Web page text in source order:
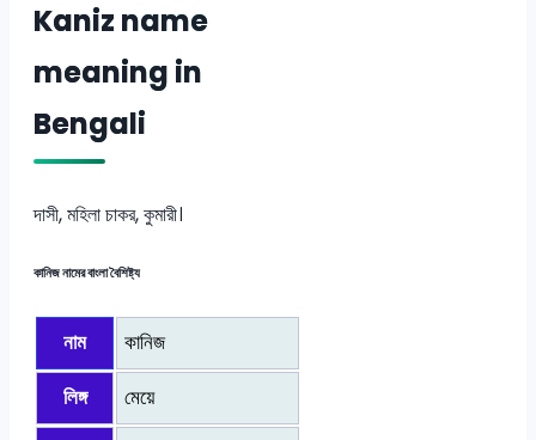
Kaniz name
meaning in
Bengali
দাসী, মহিলা চাকর, কুমারী।
কানিজ নামের বাংলা বৈশিষ্ট্য
নাম কানিজ
লিঙ্গ মেয়ে